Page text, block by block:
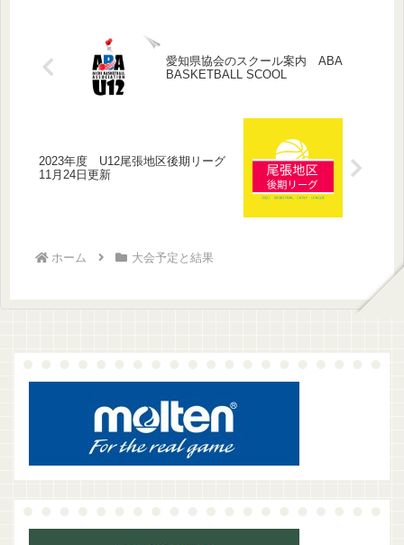
愛知県協会のスクール案内 ABA
BASKETBALL SCOOL
2023年度 U12尾張地区後期リーグ
11月24日更新
ホーム 大会予定と結果